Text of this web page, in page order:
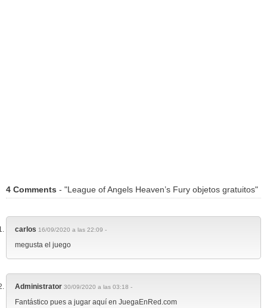
4 Comments - "League of Angels Heaven’s Fury objetos gratuitos"
carlos 16/09/2020 a las 22:09 -
megusta el juego
Administrator 30/09/2020 a las 03:18 -
Fantástico pues a jugar aquí en JuegaEnRed.com